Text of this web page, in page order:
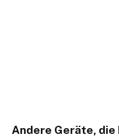
Andere Geräte,